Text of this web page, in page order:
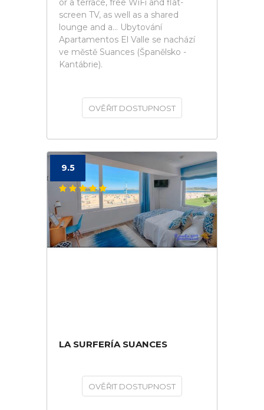
or a terrace, free WiFi and flat-
screen TV, as well as a shared
lounge and a... Ubytování
Apartamentos El Valle se nachází
ve městě Suances (Španělsko -
Kantábrie).
OVĚŘIT DOSTUPNOST
9.5
LA SURFERÍA SUANCES
OVĚŘIT DOSTUPNOST